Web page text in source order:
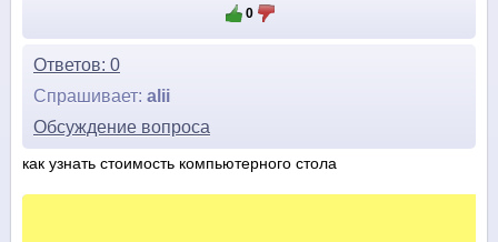
0
Ответов: 0
Спрашивает: alii
Обсуждение вопроса
как узнать стоимость компьютерного стола